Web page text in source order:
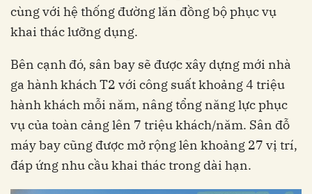
cùng với hệ thống đường lăn đồng bộ phục vụ
khai thác lưỡng dụng.
Bên cạnh đó, sân bay sẽ được xây dựng mới nhà
ga hành khách T2 với công suất khoảng 4 triệu
hành khách mỗi năm, nâng tổng năng lực phục
vụ của toàn cảng lên 7 triệu khách/năm. Sân đỗ
máy bay cũng được mở rộng lên khoảng 27 vị trí,
đáp ứng nhu cầu khai thác trong dài hạn.